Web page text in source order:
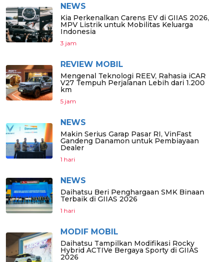
NEWS
Kia Perkenalkan Carens EV di GIIAS 2026,
MPV Listrik untuk Mobilitas Keluarga
Indonesia
3 jam
REVIEW MOBIL
Mengenal Teknologi REEV, Rahasia iCAR
V27 Tempuh Perjalanan Lebih dari 1.200
km
5 jam
NEWS
Makin Serius Garap Pasar RI, VinFast
Gandeng Danamon untuk Pembiayaan
Dealer
1 hari
NEWS
Daihatsu Beri Penghargaan SMK Binaan
Terbaik di GIIAS 2026
1 hari
MODIF MOBIL
Daihatsu Tampilkan Modifikasi Rocky
Hybrid ACTIVe Bergaya Sporty di GIIAS
2026